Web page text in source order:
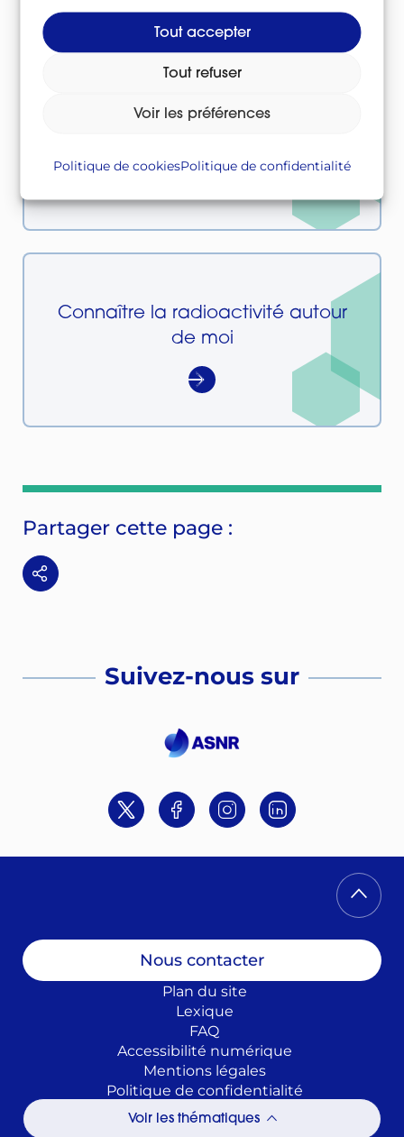
Tout accepter
Tout refuser
Voir les préférences
Politique de cookiesPolitique de confidentialité
Voir les thématiques
Connaître la radioactivité autour
de moi
Partager cette page :
Suivez-nous sur
TwitterFacebookInstagramLinkedin
Nous contacter
Plan du site
Lexique
FAQ
Accessibilité numérique
Mentions légales
Politique de confidentialité
Politique de cookies